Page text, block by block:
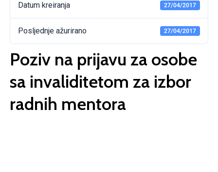
Datum kreiranja 27/04/2017
Posljednje ažurirano 27/04/2017
Poziv na prijavu za osobe
sa invaliditetom za izbor
radnih mentora